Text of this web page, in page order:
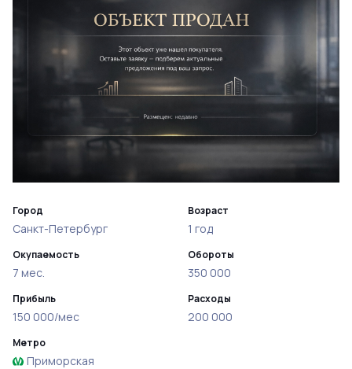
Город
Санкт-Петербург
Окупаемость
7 мес.
Прибыль
150 000/мес
Возраст
1 год
Обороты
350 000
Расходы
200 000
Метро
Приморская